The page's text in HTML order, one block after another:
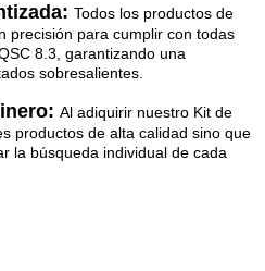
Todos los productos de
precisión para cumplir con todas
8.3, garantizando una
sobresalientes.
Al adiquirir nuestro Kit de
productos de alta calidad sino que
la búsqueda individual de cada